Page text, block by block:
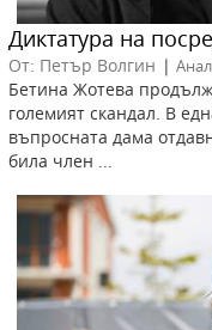
Диктатура на
От: Петър Волгин |
Бетина Жотева
големият скандал. В
въпросната дама
била член ...